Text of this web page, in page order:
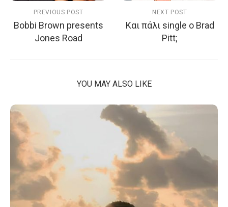
PREVIOUS POST
Bobbi Brown presents
Jones Road
NEXT POST
Και πάλι single o Brad
Pitt;
YOU MAY ALSO LIKE